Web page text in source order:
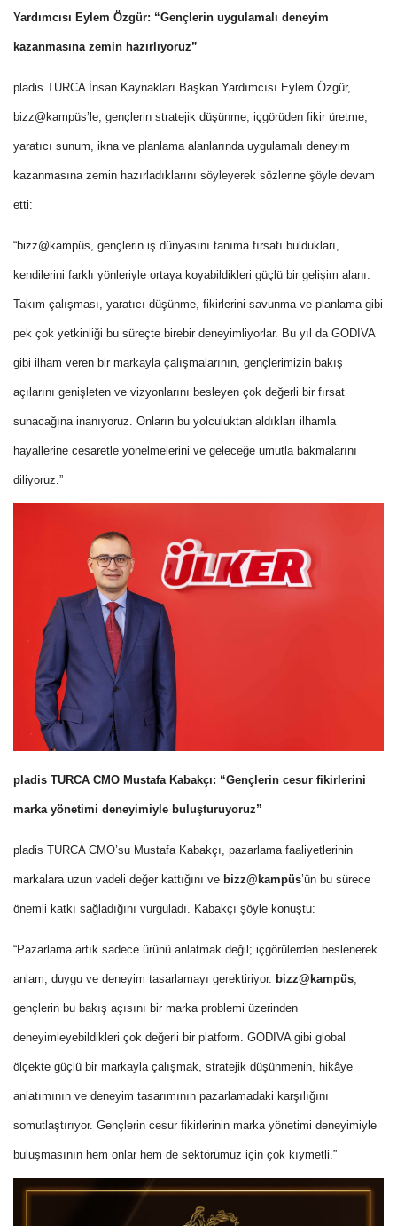
Yardımcısı Eylem Özgür: “Gençlerin uygulamalı deneyim
kazanmasına zemin hazırlıyoruz”
pladis TURCA İnsan Kaynakları Başkan Yardımcısı Eylem Özgür,
bizz@kampüs’le, gençlerin stratejik düşünme, içgörüden fikir üretme,
yaratıcı sunum, ikna ve planlama alanlarında uygulamalı deneyim
kazanmasına zemin hazırladıklarını söyleyerek sözlerine şöyle devam
etti:
“bizz@kampüs, gençlerin iş dünyasını tanıma fırsatı buldukları,
kendilerini farklı yönleriyle ortaya koyabildikleri güçlü bir gelişim alanı.
Takım çalışması, yaratıcı düşünme, fikirlerini savunma ve planlama gibi
pek çok yetkinliği bu süreçte birebir deneyimliyorlar. Bu yıl da GODIVA
gibi ilham veren bir markayla çalışmalarının, gençlerimizin bakış
açılarını genişleten ve vizyonlarını besleyen çok değerli bir fırsat
sunacağına inanıyoruz. Onların bu yolculuktan aldıkları ilhamla
hayallerine cesaretle yönelmelerini ve geleceğe umutla bakmalarını
diliyoruz.”
pladis TURCA CMO Mustafa Kabakçı: “Gençlerin cesur fikirlerini
marka yönetimi deneyimiyle buluşturuyoruz”
pladis TURCA CMO’su Mustafa Kabakçı, pazarlama faaliyetlerinin
markalara uzun vadeli değer kattığını ve bizz@kampüs’ün bu sürece
önemli katkı sağladığını vurguladı. Kabakçı şöyle konuştu:
“Pazarlama artık sadece ürünü anlatmak değil; içgörülerden beslenerek
anlam, duygu ve deneyim tasarlamayı gerektiriyor. bizz@kampüs
gençlerin bu bakış açısını bir marka problemi üzerinden
deneyimleyebildikleri çok değerli bir platform. GODIVA gibi global
ölçekte güçlü bir markayla çalışmak, stratejik düşünmenin, hikâye
anlatımının ve deneyim tasarımının pazarlamadaki karşılığını
somutlaştırıyor. Gençlerin cesur fikirlerinin marka yönetimi deneyimiyle
buluşmasının hem onlar hem de sektörümüz için çok kıymetli.”